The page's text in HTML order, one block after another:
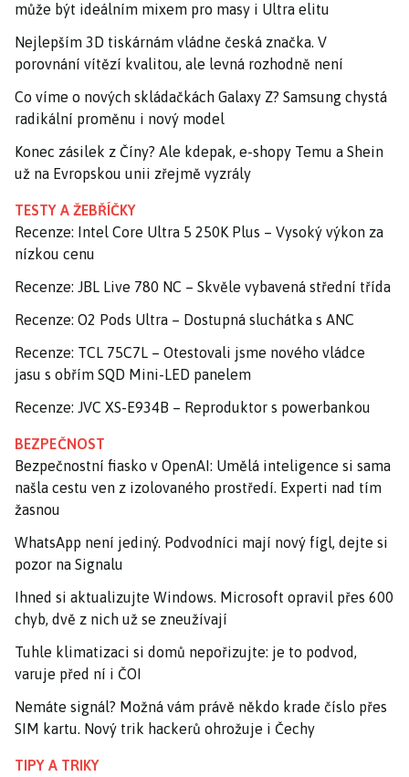
může být ideálním mixem pro masy i Ultra elitu
Nejlepším 3D tiskárnám vládne česká značka. V
porovnání vítězí kvalitou, ale levná rozhodně není
Co víme o nových skládačkách Galaxy Z? Samsung chystá
radikální proměnu i nový model
Konec zásilek z Číny? Ale kdepak, e-shopy Temu a Shein
už na Evropskou unii zřejmě vyzrály
TESTY A ŽEBŘÍČKY
Recenze: Intel Core Ultra 5 250K Plus – Vysoký výkon za
nízkou cenu
Recenze: JBL Live 780 NC – Skvěle vybavená střední třída
Recenze: O2 Pods Ultra – Dostupná sluchátka s ANC
Recenze: TCL 75C7L – Otestovali jsme nového vládce
jasu s obřím SQD Mini-LED panelem
Recenze: JVC XS-E934B – Reproduktor s powerbankou
BEZPEČNOST
Bezpečnostní fiasko v OpenAI: Umělá inteligence si sama
našla cestu ven z izolovaného prostředí. Experti nad tím
žasnou
WhatsApp není jediný. Podvodníci mají nový fígl, dejte si
pozor na Signalu
Ihned si aktualizujte Windows. Microsoft opravil přes 600
chyb, dvě z nich už se zneužívají
Tuhle klimatizaci si domů nepořizujte: je to podvod,
varuje před ní i ČOI
Nemáte signál? Možná vám právě někdo krade číslo přes
SIM kartu. Nový trik hackerů ohrožuje i Čechy
TIPY A TRIKY